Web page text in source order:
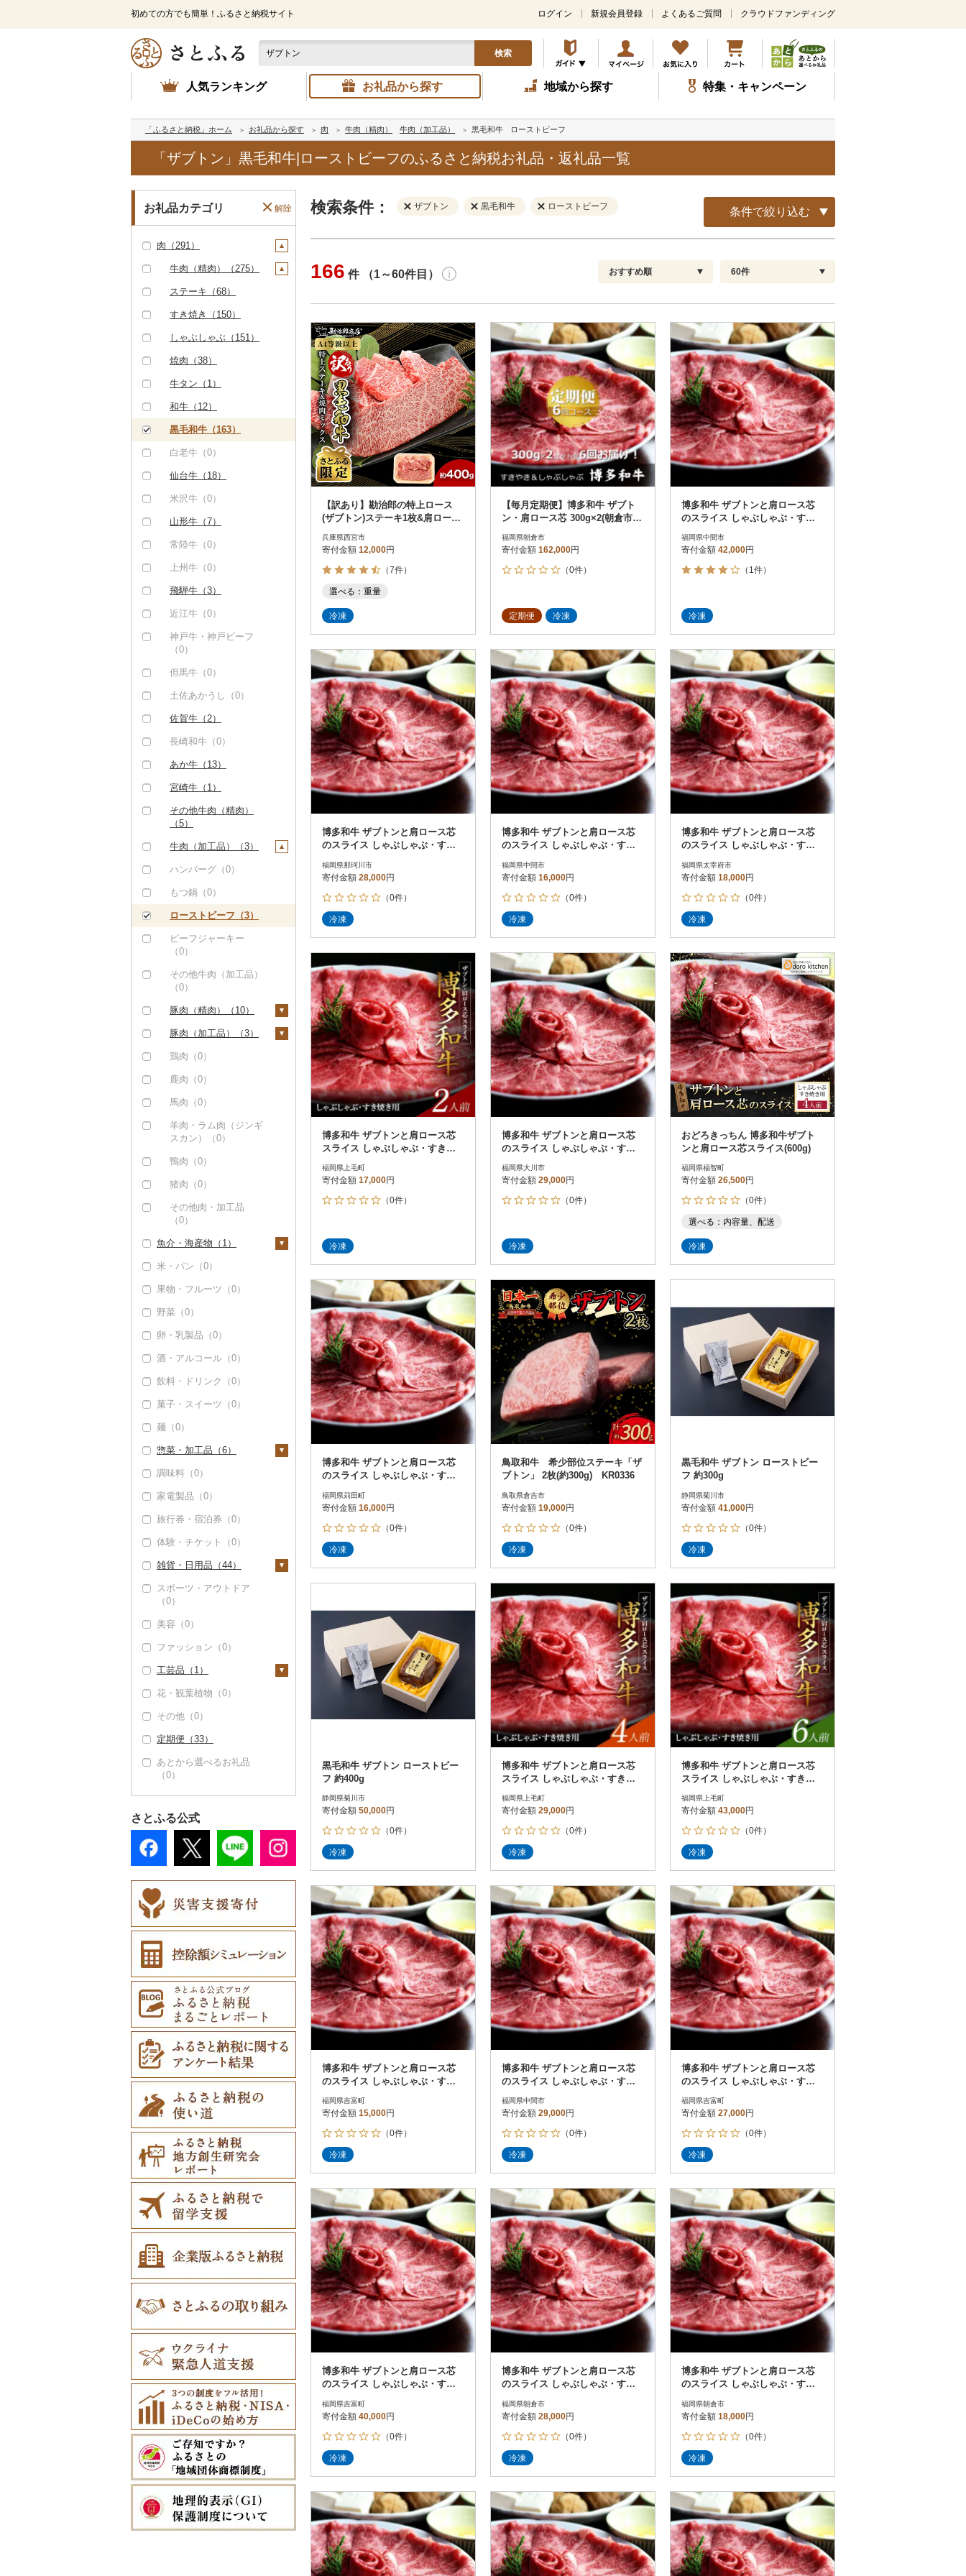
初めての方でも簡単！ふるさと納税サイト
メ
ン
コ
ン
テ
ツ
ッ
ログイン 新規会員登録 よくあるご質問 クラウドファンディング
検索
人気ランキング お礼品から探す 地域から探す 特集・キャンペーン
「ふるさと納税」ホーム お礼品から探す 肉 牛肉（精肉） 牛肉（加工品） 黒毛和牛 ローストビーフ
「ザブトン」黒毛和牛|ローストビーフのふるさと納税お礼品・返礼品一覧
お礼品カテゴリ 解除
肉（291）
牛肉（精肉）（275）
ステーキ（68）
すき焼き（150）
しゃぶしゃぶ（151）
焼肉（38）
牛タン（1）
和牛（12）
黒毛和牛（163）
白老牛（0）
仙台牛（18）
米沢牛（0）
山形牛（7）
常陸牛（0）
上州牛（0）
飛騨牛（3）
近江牛（0）
神戸牛・神戸ビーフ
（0）
但馬牛（0）
土佐あかうし（0）
佐賀牛（2）
長崎和牛（0）
あか牛（13）
宮崎牛（1）
その他牛肉（精肉）
（5）
牛肉（加工品）（3）
ハンバーグ（0）
もつ鍋（0）
ローストビーフ（3）
ビーフジャーキー
（0）
その他牛肉（加工品）
（0）
豚肉（精肉）（10）
ステーキ（10）
すき焼き（0）
しゃぶしゃぶ（0）
焼肉（0）
アグー豚（0）
（0）
豚肉（加工品）（3）
ハンバーグ（0）
もつ鍋（0）
ハム（0）
ソーセージ・ウインナ
ー（0）
ベーコン・サラミ
（3）
鶏肉（0）
鹿肉（0）
馬肉（0）
羊肉・ラム肉（ジンギ
スカン）（0）
鴨肉（0）
猪肉（0）
その他肉・加工品
（0）
魚介・海産物（1）
カニ（0）
エビ（0）
いくら（0）
うに（0）
明太子・たらこ（0）
その他魚卵（0）
貝（0）
うなぎ（0）
鮮魚（0）
イカ・タコ（0）
海苔・海藻（0）
干物（0）
その他魚介・加工品
（0）
（0）
その他魚介・加工品
（1）
米・パン（0）
果物・フルーツ（0）
野菜（0）
卵・乳製品（0）
酒・アルコール（0）
飲料・ドリンク（0）
菓子・スイーツ（0）
麺（0）
惣菜・加工品（6）
惣菜（1）
餃子（0）
シュウマイ（0）
コロッケ（0）
その他惣菜（1）
カレー・シチュー
その他鍋（0）
スープ（0）
豆腐・納豆（0）
漬物（0）
缶詰・瓶詰（0）
乾物（0）
燻製（スモーク）
その他加工品（1）
調味料（0）
家電製品（0）
旅行券・宿泊券（0）
体験・チケット（0）
雑貨・日用品（44）
家具・インテリア（2
8）
タンス（0）
机・テーブル（0）
椅子・チェア・ソファ
ア（23）
寝具（6）
布団（2）
枕（0）
毛布（0）
タオルケット（0）
その他寝具（4）
タオル（0）
文房具・印鑑（0）
食器（0）
キッチン用品（0）
日用品（3）
洗剤（0）
（0）
ティッシュ（0）
その他日用品（3）
楽器・器材（0）
（0）
ご当地キャラクター
（0）
ベビー用品（0）
ペット用品（1）
防災グッズ（0）
その他雑貨（19）
スポーツ・アウトドア
（0）
美容（0）
ファッション（0）
工芸品（1）
織物（0）
陶器・漆器（0）
その他装飾品・工芸品
数珠（0）
工芸品（0）
播州そろばん（0）
美濃和紙（0）
民芸品（1）
花・観葉植物（0）
その他（0）
定期便（33）
あとから選べるお礼品
（0）
さとふる公式
検索条件： ザブトン 黒毛和牛 ローストビーフ 条件で絞り込む
円
決済方法 解除
PayPay
クレジットカード決済
Amazon Pay
楽天ペイ
メルペイ
コンビニ支払い
ソフトバンクまとめて支払い
d払い
金融機関(Pay-easy決済)
解除
発送種別 解除
通常
冷蔵便
冷凍便
配送指定 解除
お届け日時指定可
お届け時間帯指定可
発送される月指定可
その他 解除
さとふる限定のお礼品
定期便
さとふるアプリdeワンストップ申請
対象
結果を見る（
166 件 （1～60件目） おすすめ順
新着順
レビュー件数順
レビュー評価順
寄付金額が高い順
寄付金額が低い順
60件
60
90
120
【訳あり】勘治郎の特上ロース
(ザブトン)ステーキ1枚&肩ロース
焼肉ミックス計400g【さとふる限
定】
兵庫県西宮市
寄付金額 12,000円
（7件）
選べる：重量
冷凍
【毎月定期便】博多和牛 ザブト
ン・肩ロース芯 300g×2(朝倉市)
全6回
福岡県朝倉市
寄付金額 162,000円
（0件）
定期便 冷凍
博多和牛 ザブトンと肩ロース芯
のスライス しゃぶしゃぶ・すき
焼き用 6人前(中間市)
福岡県中間市
寄付金額 42,000円
（1件）
冷凍
博多和牛 ザブトンと肩ロース芯
のスライス しゃぶしゃぶ・すき
福岡県那珂川市
寄付金額 28,000円
（0件）
冷凍
博多和牛 ザブトンと肩ロース芯
のスライス しゃぶしゃぶ・すき
福岡県中間市
寄付金額 16,000円
（0件）
冷凍
博多和牛 ザブトンと肩ロース芯
のスライス しゃぶしゃぶ・すき
福岡県太宰府市
寄付金額 18,000円
（0件）
冷凍
博多和牛 ザブトンと肩ロース芯
スライス しゃぶしゃぶ・すき焼
福岡県上毛町
寄付金額 17,000円
（0件）
冷凍
博多和牛 ザブトンと肩ロース芯
のスライス しゃぶしゃぶ・すき
福岡県大川市
寄付金額 29,000円
（0件）
冷凍
おどろきっちん 博多和牛ザブト
ンと肩ロース芯スライス(600g)
福岡県福智町
寄付金額 26,500円
（0件）
選べる：内容量、配送
冷凍
博多和牛 ザブトンと肩ロース芯
のスライス しゃぶしゃぶ・すき
福岡県苅田町
寄付金額 16,000円
（0件）
冷凍
鳥取和牛 希少部位ステーキ「ザ
ブトン」 2枚(約300g) KR0336
鳥取県倉吉市
寄付金額 19,000円
（0件）
冷凍
黒毛和牛 ザブトン ローストビー
フ 約300g
静岡県菊川市
寄付金額 41,000円
（0件）
冷凍
黒毛和牛 ザブトン ローストビー
フ 約400g
静岡県菊川市
寄付金額 50,000円
（0件）
冷凍
博多和牛 ザブトンと肩ロース芯
スライス しゃぶしゃぶ・すき焼
福岡県上毛町
寄付金額 29,000円
（0件）
冷凍
博多和牛 ザブトンと肩ロース芯
スライス しゃぶしゃぶ・すき焼
福岡県上毛町
寄付金額 43,000円
（0件）
冷凍
博多和牛 ザブトンと肩ロース芯
のスライス しゃぶしゃぶ・すき
福岡県吉富町
寄付金額 15,000円
（0件）
冷凍
博多和牛 ザブトンと肩ロース芯
のスライス しゃぶしゃぶ・すき
福岡県中間市
寄付金額 29,000円
（0件）
冷凍
博多和牛 ザブトンと肩ロース芯
のスライス しゃぶしゃぶ・すき
福岡県吉富町
寄付金額 27,000円
（0件）
冷凍
博多和牛 ザブトンと肩ロース芯
のスライス しゃぶしゃぶ・すき
福岡県吉富町
寄付金額 40,000円
（0件）
冷凍
博多和牛 ザブトンと肩ロース芯
のスライス しゃぶしゃぶ・すき
福岡県朝倉市
寄付金額 28,000円
（0件）
冷凍
博多和牛 ザブトンと肩ロース芯
のスライス しゃぶしゃぶ・すき
福岡県朝倉市
寄付金額 18,000円
（0件）
冷凍